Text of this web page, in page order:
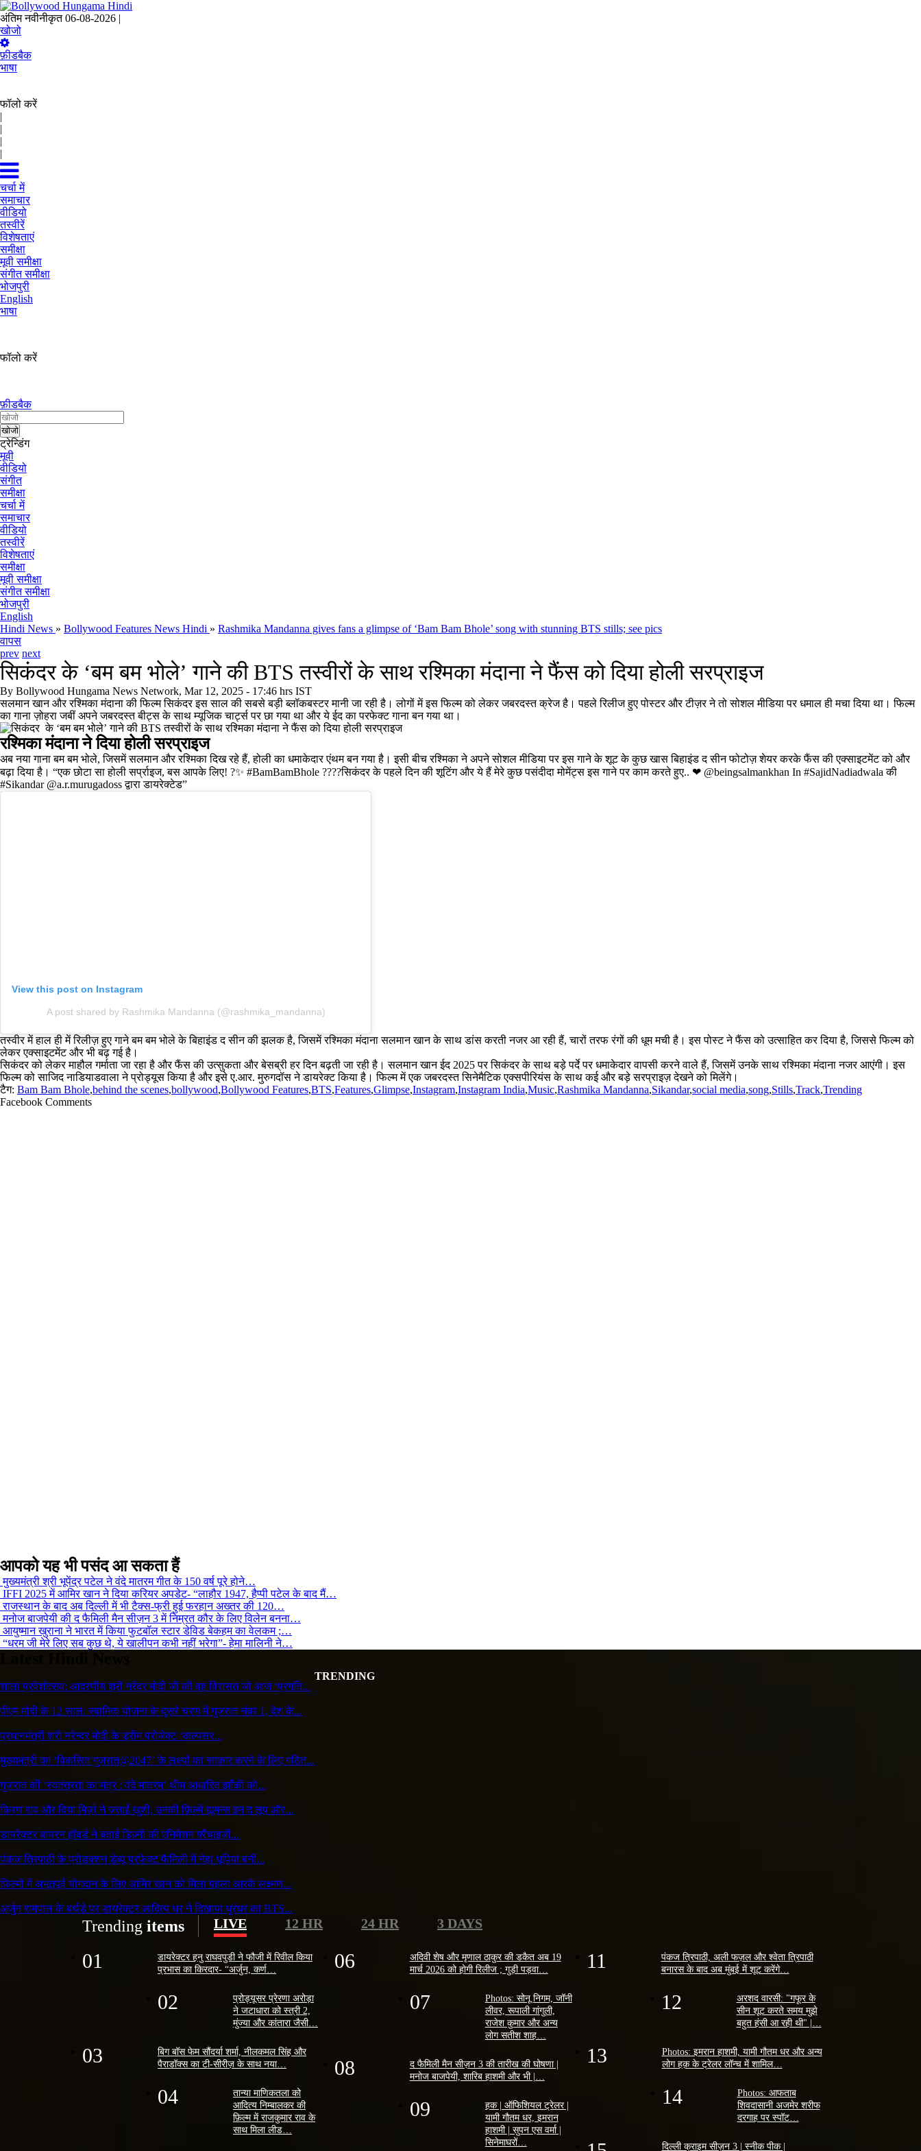
अंतिम नवीनीकृत 06-08-2026 |
खोजो
फ़ीडबैक
भाषा
फॉलो करें
|
|
|
|
चर्चा में
समाचार
वीडियो
तस्वीरें
विशेषताएं
समीक्षा
मूवी समीक्षा
संगीत समीक्षा
भोजपुरी
English
भाषा
फॉलो करें
फ़ीडबैक
ट्रेन्डिंग
मूवी
वीडियो
संगीत
समीक्षा
चर्चा में
समाचार
वीडियो
तस्वीरें
विशेषताएं
समीक्षा
मूवी समीक्षा
संगीत समीक्षा
भोजपुरी
English
Hindi News » Bollywood Features News Hindi » Rashmika Mandanna gives fans a glimpse of ‘Bam Bam Bhole’ song with stunning BTS stills; see pics
वापस
prev next
सिकंदर के ‘बम बम भोले’ गाने की BTS तस्वीरों के साथ रश्मिका मंदाना ने फैंस को दिया होली सरप्राइज
By Bollywood Hungama News Network, Mar 12, 2025 - 17:46 hrs IST
सलमान खान और रश्मिका मंदाना की फिल्म सिकंदर इस साल की सबसे बड़ी ब्लॉकबस्टर मानी जा रही है। लोगों में इस फिल्म को लेकर जबरदस्त क्रेज है। पहले रिलीज हुए पोस्टर और टीज़र ने तो सोशल मीडिया पर धमाल ही मचा दिया था। फिल्म
का गाना ज़ोहरा जबीं अपने जबरदस्त बीट्स के साथ म्यूजिक चार्ट्स पर छा गया था और ये ईद का परफेक्ट गाना बन गया था।
रश्मिका मंदाना ने दिया होली सरप्राइज
अब नया गाना बम बम भोले, जिसमें सलमान और रश्मिका दिख रहे हैं, होली का धमाकेदार एंथम बन गया है। इसी बीच रश्मिका ने अपने सोशल मीडिया पर इस गाने के शूट के कुछ खास बिहाइंड द सीन फोटोज़ शेयर करके फैंस की एक्साइटमेंट को और
बढ़ा दिया है। “एक छोटा सा होली सर्प्राइज, बस आपके लिए! ?✨ #BamBamBhole ????सिकंदर के पहले दिन की शूटिंग और ये हैं मेरे कुछ पसंदीदा मोमेंट्स इस गाने पर काम करते हुए.. ❤ @beingsalmankhan In #SajidNadiadwala की
#Sikandar @a.r.murugadoss द्वारा डायरेक्टेड”
View this post on Instagram
A post shared by Rashmika Mandanna (@rashmika_mandanna)
तस्वीर में हाल ही में रिलीज़ हुए गाने बम बम भोले के बिहाइंड द सीन की झलक है, जिसमें रश्मिका मंदाना सलमान खान के साथ डांस करती नजर आ रही हैं, चारों तरफ रंगों की धूम मची है। इस पोस्ट ने फैंस को उत्साहित कर दिया है, जिससे फिल्म को
लेकर एक्साइटमेंट और भी बढ़ गई है।
सिकंदर को लेकर माहौल गर्माता जा रहा है और फैंस की उत्सुकता और बेसब्री हर दिन बढ़ती जा रही है। सलमान खान ईद 2025 पर सिकंदर के साथ बड़े पर्दे पर धमाकेदार वापसी करने वाले हैं, जिसमें उनके साथ रश्मिका मंदाना नजर आएंगी। इस
फिल्म को साजिद नाडियाडवाला ने प्रोड्यूस किया है और इसे ए.आर. मुरुगदॉस ने डायरेक्ट किया है। फिल्म में एक जबरदस्त सिनेमैटिक एक्सपीरियंस के साथ कई और बड़े सरप्राइज़ देखने को मिलेंगे।
टैग: Bam Bam Bhole,behind the scenes,bollywood,Bollywood Features,BTS,Features,Glimpse,Instagram,Instagram India,Music,Rashmika Mandanna,Sikandar,social media,song,Stills,Track,Trending
Facebook Comments
आपको यह भी पसंद आ सकता हैं
मुख्यमंत्री श्री भूपेंद्र पटेल ने वंदे मातरम गीत के 150 वर्ष पूरे होने…
IFFI 2025 में आमिर खान ने दिया करियर अपडेट- “लाहौर 1947, हैप्पी पटेल के बाद मैं…
राजस्थान के बाद अब दिल्ली में भी टैक्स-फ्री हुई फरहान अख्तर की 120…
मनोज बाजपेयी की द फैमिली मैन सीज़न 3 में निम्रत कौर के लिए विलेन बनना…
आयुष्मान खुराना ने भारत में किया फुटबॉल स्टार डेविड बेकहम का वेलकम ;…
“धरम जी मेरे लिए सब कुछ थे, ये खालीपन कभी नहीं भरेगा”- हेमा मालिनी ने…
शाला प्रवेशोत्सव: आदरणीय श्री नरेंद्र मोदी जी की वह विरासत जो आज ‘प्रगति...
पीएम मोदी के 12 साल: स्वामित्व योजना के दूसरे चरण में गुजरात नंबर 1, देश के...
प्रधानमंत्री श्री नरेन्द्र मोदी के ड्रीम प्रोजेक्ट ‘कल्पसर...
मुख्यमंत्री का ‘विकसित गुजरात@2047’ के लक्ष्यों का साकार करने के लिए गठित...
गुजरात की ‘स्वतंत्रता का मंत्र : वंदे मातरम्’ थीम आधारित झाँकी को...
किरण राव और दिया मिर्ज़ा ने जताई खुशी, उनकी फ़िल्में ह्यूमन्स इन द लूप और...
डायरेक्टर बायरन हॉवर्ड ने बताई डिज़्नी की एनिमेशन फ़्रैंचाइज़ी...
पंकज त्रिपाठी के प्रोडक्शन डेब्यू परफेक्ट फैमिली में नेहा धूपिया बनीं...
फ़िल्मों में अभूतपूर्व योगदान के लिए आमिर खान को मिला पहला आरके लक्ष्मण...
अर्जुन रामपाल के बर्थडे पर डायरेक्टर आदित्य धर ने दिखाया धुरंधर का BTS...
TRENDING
Trending items LIVE 12 HR 24 HR 3 DAYS
01
डायरेक्टर हनु राघवपुडी ने फौजी में रिवील किया
प्रभास का किरदार- “अर्जुन, कर्ण…
02
प्रोड्यूसर प्रेरणा अरोड़ा
ने जटाधारा को स्त्री 2,
मुंज्या और कांतारा जैसी…
03
बिग बॉस फेम सौंदर्या शर्मा, नीलकमल सिंह और
पैराडॉक्स का टी-सीरीज़ के साथ नया…
04
तान्या माणिकतला को
आदित्य निम्बालकर की
फ़िल्म में राजकुमार राव के
साथ मिला लीड…
06
अदिवी शेष और मृणाल ठाकुर की डकैत अब 19
मार्च 2026 को होगी रिलीज ; गुड़ी पड़वा…
07
Photos: सोनू निगम, जॉनी
लीवर, रूपाली गांगुली,
राजेश कुमार और अन्य
लोग सतीश शाह…
08
द फैमिली मैन सीज़न 3 की तारीख की घोषणा |
मनोज बाजपेयी, शारिब हाशमी और भी |…
09
हक | ऑफिशियल ट्रेलर |
यामी गौतम धर, इमरान
हाशमी | सुपन एस वर्मा |
सिनेमाघरों…
11
पंकज त्रिपाठी, अली फज़ल और श्वेता त्रिपाठी
बनारस के बाद अब मुंबई में शूट करेंगे…
12
अरशद वारसी: "गफूर के
सीन शूट करते समय मुझे
बहुत हंसी आ रही थी" |…
13
Photos: इमरान हाशमी, यामी गौतम धर और अन्य
लोग हक़ के ट्रेलर लॉन्च में शामिल…
14
Photos: आफताब
शिवदासानी अजमेर शरीफ
दरगाह पर स्पॉट…
दिल्ली क्राइम सीज़न 3 | स्नीक पीक |